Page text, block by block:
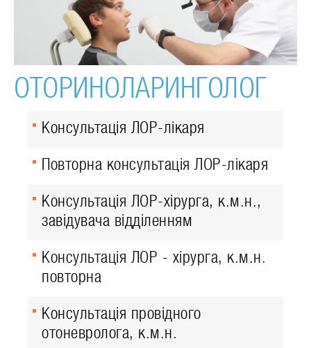
ОТОРИНОЛАРИНГОЛОГ
Консультація ЛОР-лікаря
Повторна консультація ЛОР-лікаря
Консультація ЛОР-хірурга, к.м.н.,
завідувача відділенням
Консультація ЛОР - хірурга, к.м.н.
повторна
Консультація провідного
отоневролога, к.м.н.